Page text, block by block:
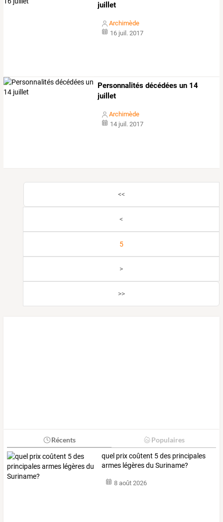
juillet
Archimède
16 juil. 2017
Personnalités décédées un 14
juillet
Archimède
14 juil. 2017
<<
<
5
>
>>
Récents Populaires
quel prix coûtent 5 des principales
armes légères du Suriname?
8 août 2026